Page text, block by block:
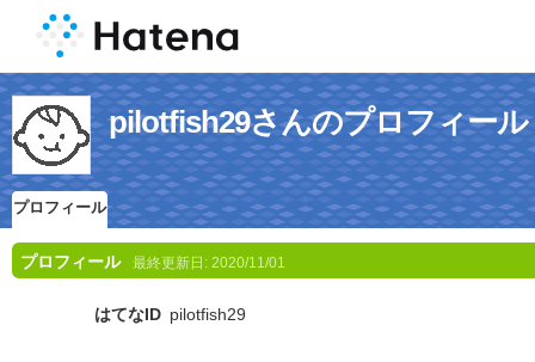
pilotfish29さんのプロフィール
プロフィール
プロフィール 最終更新日: 2020/11/01
はてなID pilotfish29